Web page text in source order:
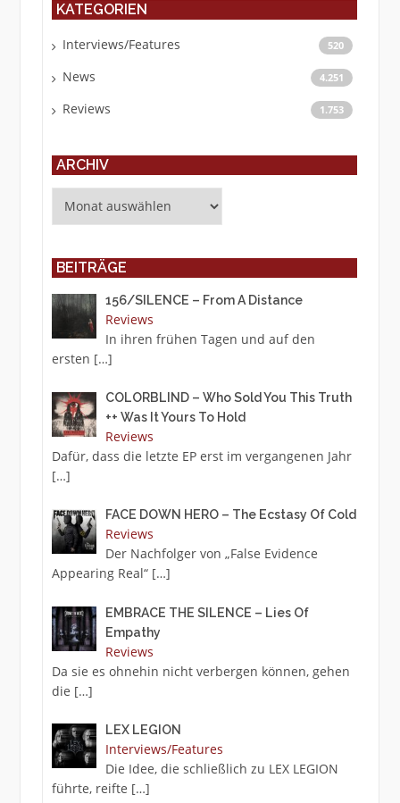
KATEGORIEN
Interviews/Features 520
News 4.251
Reviews 1.753
ARCHIV
BEITRÄGE
156/SILENCE – From A Distance
Reviews
In ihren frühen Tagen und auf den
ersten […]
COLORBLIND – Who Sold You This Truth
++ Was It Yours To Hold
Reviews
Dafür, dass die letzte EP erst im vergangenen Jahr
[…]
FACE DOWN HERO – The Ecstasy Of Cold
Reviews
Der Nachfolger von „False Evidence
Appearing Real“ […]
EMBRACE THE SILENCE – Lies Of
Empathy
Reviews
Da sie es ohnehin nicht verbergen können, gehen
die […]
LEX LEGION
Interviews/Features
Die Idee, die schließlich zu LEX LEGION
führte, reifte […]